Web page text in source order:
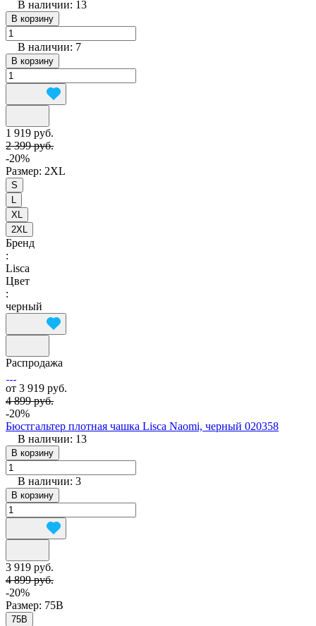
В наличии: 13
В корзину
В наличии: 7
В корзину
1 919 руб.
2 399 руб.
-20%
Размер: 2XL
S
L
XL
2XL
Бренд
:
Lisca
Цвет
:
черный
Распродажа
от 3 919 руб.
4 899 руб.
-20%
Бюстгальтер плотная чашка Lisca Naomi, черный 020358
В наличии: 13
В корзину
В наличии: 3
В корзину
3 919 руб.
4 899 руб.
-20%
Размер: 75B
75B